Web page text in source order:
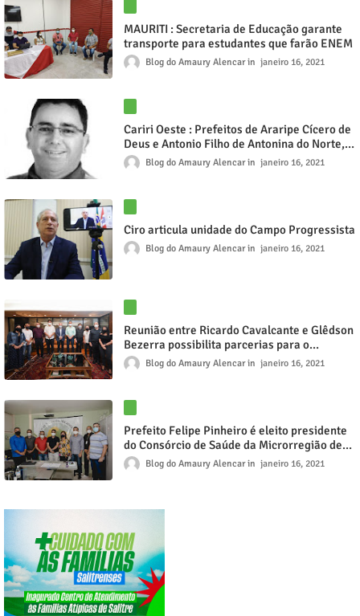
MAURITI : Secretaria de Educação garante
transporte para estudantes que farão ENEM
Blog do Amaury Alencar janeiro 16, 2021
Cariri Oeste : Prefeitos de Araripe Cícero de
Deus e Antonio Filho de Antonina do Norte,
disputam a presidência do consórcio de
resíduos sólidos da Região, Araripe é a sede
Blog do Amaury Alencar janeiro 16, 2021
Ciro articula unidade do Campo Progressista
Blog do Amaury Alencar janeiro 16, 2021
Reunião entre Ricardo Cavalcante e Glêdson
Bezerra possibilita parcerias para o
desenvolvimento econômico e industrial de
Juazeiro do Norte
Blog do Amaury Alencar janeiro 16, 2021
Prefeito Felipe Pinheiro é eleito presidente
do Consórcio de Saúde da Microrregião de
ItapipocaBlog do Amaury Alencar janeiro 16, 2021